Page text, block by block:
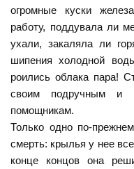
огромные куски
работу, поддувала ли
ухали, закаляла ли
шипения холодной
роились облака пара!
своим подручным и
помощникам.
Только одно по-
смерть: крылья у нее
конце концов она